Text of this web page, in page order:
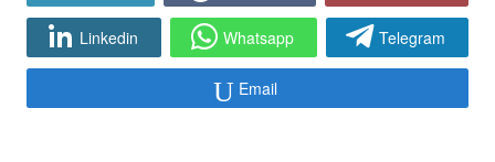
Linkedin Whatsapp Telegram
Email